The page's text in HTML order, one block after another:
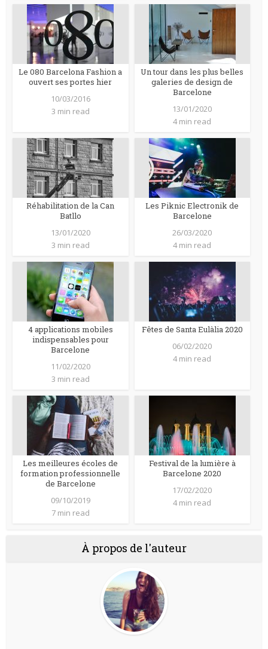
Le 080 Barcelona Fashion a
ouvert ses portes hier
10/03/2016
3 min read
Un tour dans les plus belles
galeries de design de
Barcelone
13/01/2020
4 min read
Réhabilitation de la Can
Batllo
13/01/2020
3 min read
Les Piknic Electronik de
Barcelone
26/03/2020
4 min read
4 applications mobiles
indispensables pour
Barcelone
11/02/2020
3 min read
Fêtes de Santa Eulàlia 2020
06/02/2020
4 min read
Les meilleures écoles de
formation professionnelle
de Barcelone
09/10/2019
7 min read
Festival de la lumière à
Barcelone 2020
17/02/2020
4 min read
À propos de l'auteur